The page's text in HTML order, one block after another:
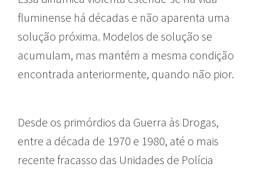
fluminense há décadas e não aparenta uma
solução próxima. Modelos de solução se
acumulam, mas mantém a mesma condição
encontrada anteriormente, quando não pior.
Desde os primórdios da Guerra às Drogas,
entre a década de 1970 e 1980, até o mais
recente fracasso das Unidades de Polícia